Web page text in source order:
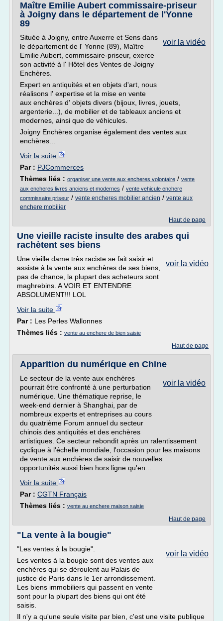
Maître Emilie Aubert commissaire-priseur
à Joigny dans le département de l'Yonne
89
voir la vidéo
Située à Joigny, entre Auxerre et Sens dans
le département de l' Yonne (89), Maître
Emilie Aubert, commissaire-priseur, exerce
son activité à l' Hôtel des Ventes de Joigny
Enchères.
Expert en antiquités et en objets d'art, nous
réalisons l' expertise et la mise en vente
aux enchères d' objets divers (bijoux, livres, jouets,
argenterie...), de mobilier et de tableaux anciens et
modernes, ainsi que de véhicules.
Joigny Enchères organise également des ventes aux
enchères...
Voir la suite
Par : PJCommerces
Thèmes liés : organiser une vente aux encheres volontaire / vente
aux encheres livres anciens et modernes / vente vehicule enchere
commissaire priseur / vente encheres mobilier ancien / vente aux
enchere mobilier
Haut de page
Une vieille raciste insulte des arabes qui
rachètent ses biens
voir la vidéo
Une vieille dame très raciste se fait saisir et
assiste à la vente aux enchères de ses biens,
pas de chance, la plupart des acheteurs sont
maghrebins. A VOIR ET ENTENDRE
ABSOLUMENT!!! LOL
Voir la suite
Par : Les Perles Wallonnes
Thèmes liés : vente au enchere de bien saisie
Haut de page
Apparition du numérique en Chine
voir la vidéo
Le secteur de la vente aux enchères
pourrait être confronté à une perturbation
numérique. Une thématique reprise, le
week-end dernier à Shanghai, par de
nombreux experts et entreprises au cours
du quatrième Forum annuel du secteur
chinois des antiquités et des enchères
artistiques. Ce secteur rebondit après un ralentissement
cyclique à l'échelle mondiale, l'occasion pour les maisons
de vente aux enchères de saisir de nouvelles
opportunités aussi bien hors ligne qu'en...
Voir la suite
Par : CGTN Français
Thèmes liés : vente au enchere maison saisie
Haut de page
"La vente à la bougie"
voir la vidéo
"Les ventes à la bougie".
Les ventes à la bougie sont des ventes aux
enchères qui se déroulent au Palais de
justice de Paris dans le 1er arrondissement.
Les biens immobiliers qui passent en vente
sont pour la plupart des biens qui ont été
saisis.
Il n'y a qu'une seule visite par bien, c'est une visite publique